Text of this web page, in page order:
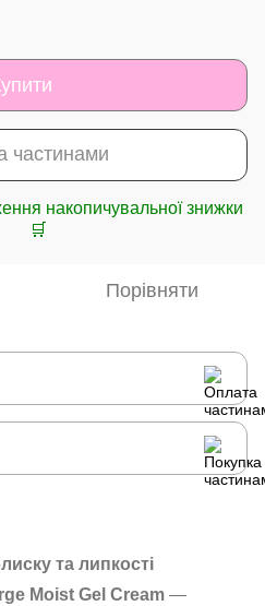
частинами
накопичувальної знижки
🛒
Порівняти
та липкості
Moist Gel Cream —